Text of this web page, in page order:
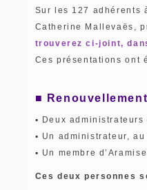
Sur les 127 adhérents
Catherine Mallevaës,
trouverez ci-joint,
Ces présentations ont
■
▪ Deux
▪ Un administrateur,
▪ Un membre
Ces deux personnes